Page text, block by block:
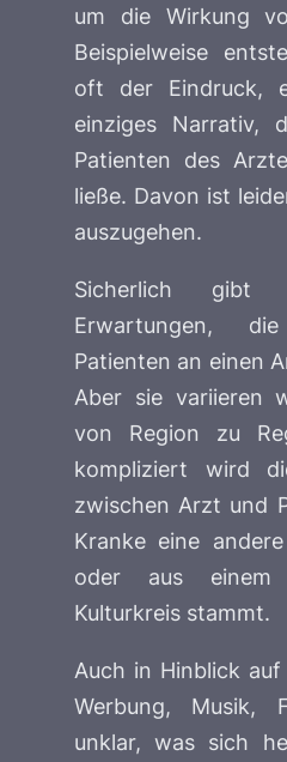
um die Wirkung
Beispielweise
oft der Eindruck,
einziges Narrativ,
Patienten des
ließe. Davon ist
auszugehen.
Sicherlich gibt
Erwartungen,
Patienten an einen
Aber sie variieren
von Region zu
kompliziert wird
zwischen Arzt und
Kranke eine
oder aus einem
Kulturkreis stammt.
Auch in Hinblick
Werbung, Musik,
unklar, was sich